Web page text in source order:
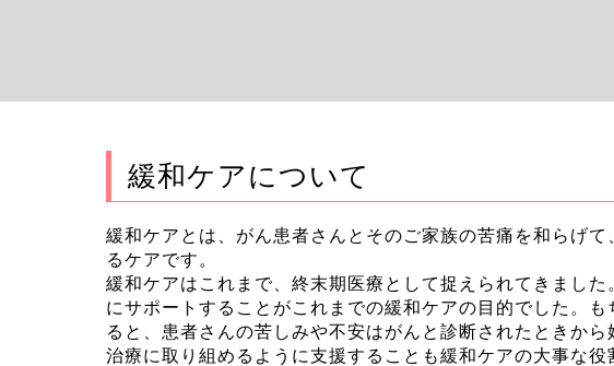
緩和ケアについて
緩和ケアとは、がん患者さんとそのご家族の苦痛を和らげ
るケアです。
緩和ケアはこれまで、終末期医療として捉えられてきまし
にサポートすることがこれまでの緩和ケアの目的でした。
ると、患者さんの苦しみや不安はがんと診断されたときか
治療に取り組めるように支援することも緩和ケアの大事な役